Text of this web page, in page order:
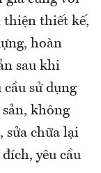
thiện thiết kế,
hoàn
sau khi
sử dụng
không
sửa chữa lại
yêu cầu